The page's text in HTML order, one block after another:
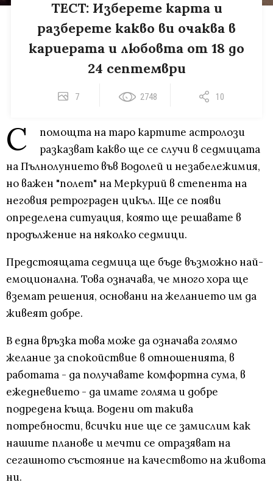
ТЕСТ: Изберете карта и
разберете какво ви очаква в
кариерата и любовта от 18 до
24 септември
7 2748 10
С
помощта на таро картите астролози
разказват какво ще се случи в седмицата
на Пълнолунието във Водолей и незабележимия,
но важен "полет" на Меркурий в степента на
неговия ретрограден цикъл. Ще се появи
определена ситуация, която ще решавате в
продължение на няколко седмици.
Предстоящата седмица ще бъде възможно най-
емоционална. Това означава, че много хора ще
вземат решения, основани на желанието им да
живеят добре.
В една връзка това може да означава голямо
желание за спокойствие в отношенията, в
работата - да получавате комфортна сума, в
ежедневието - да имате голяма и добре
подредена къща. Водени от такива
потребности, всички ние ще се замислим как
нашите планове и мечти се отразяват на
сегашното състояние на качеството на живота
ни.